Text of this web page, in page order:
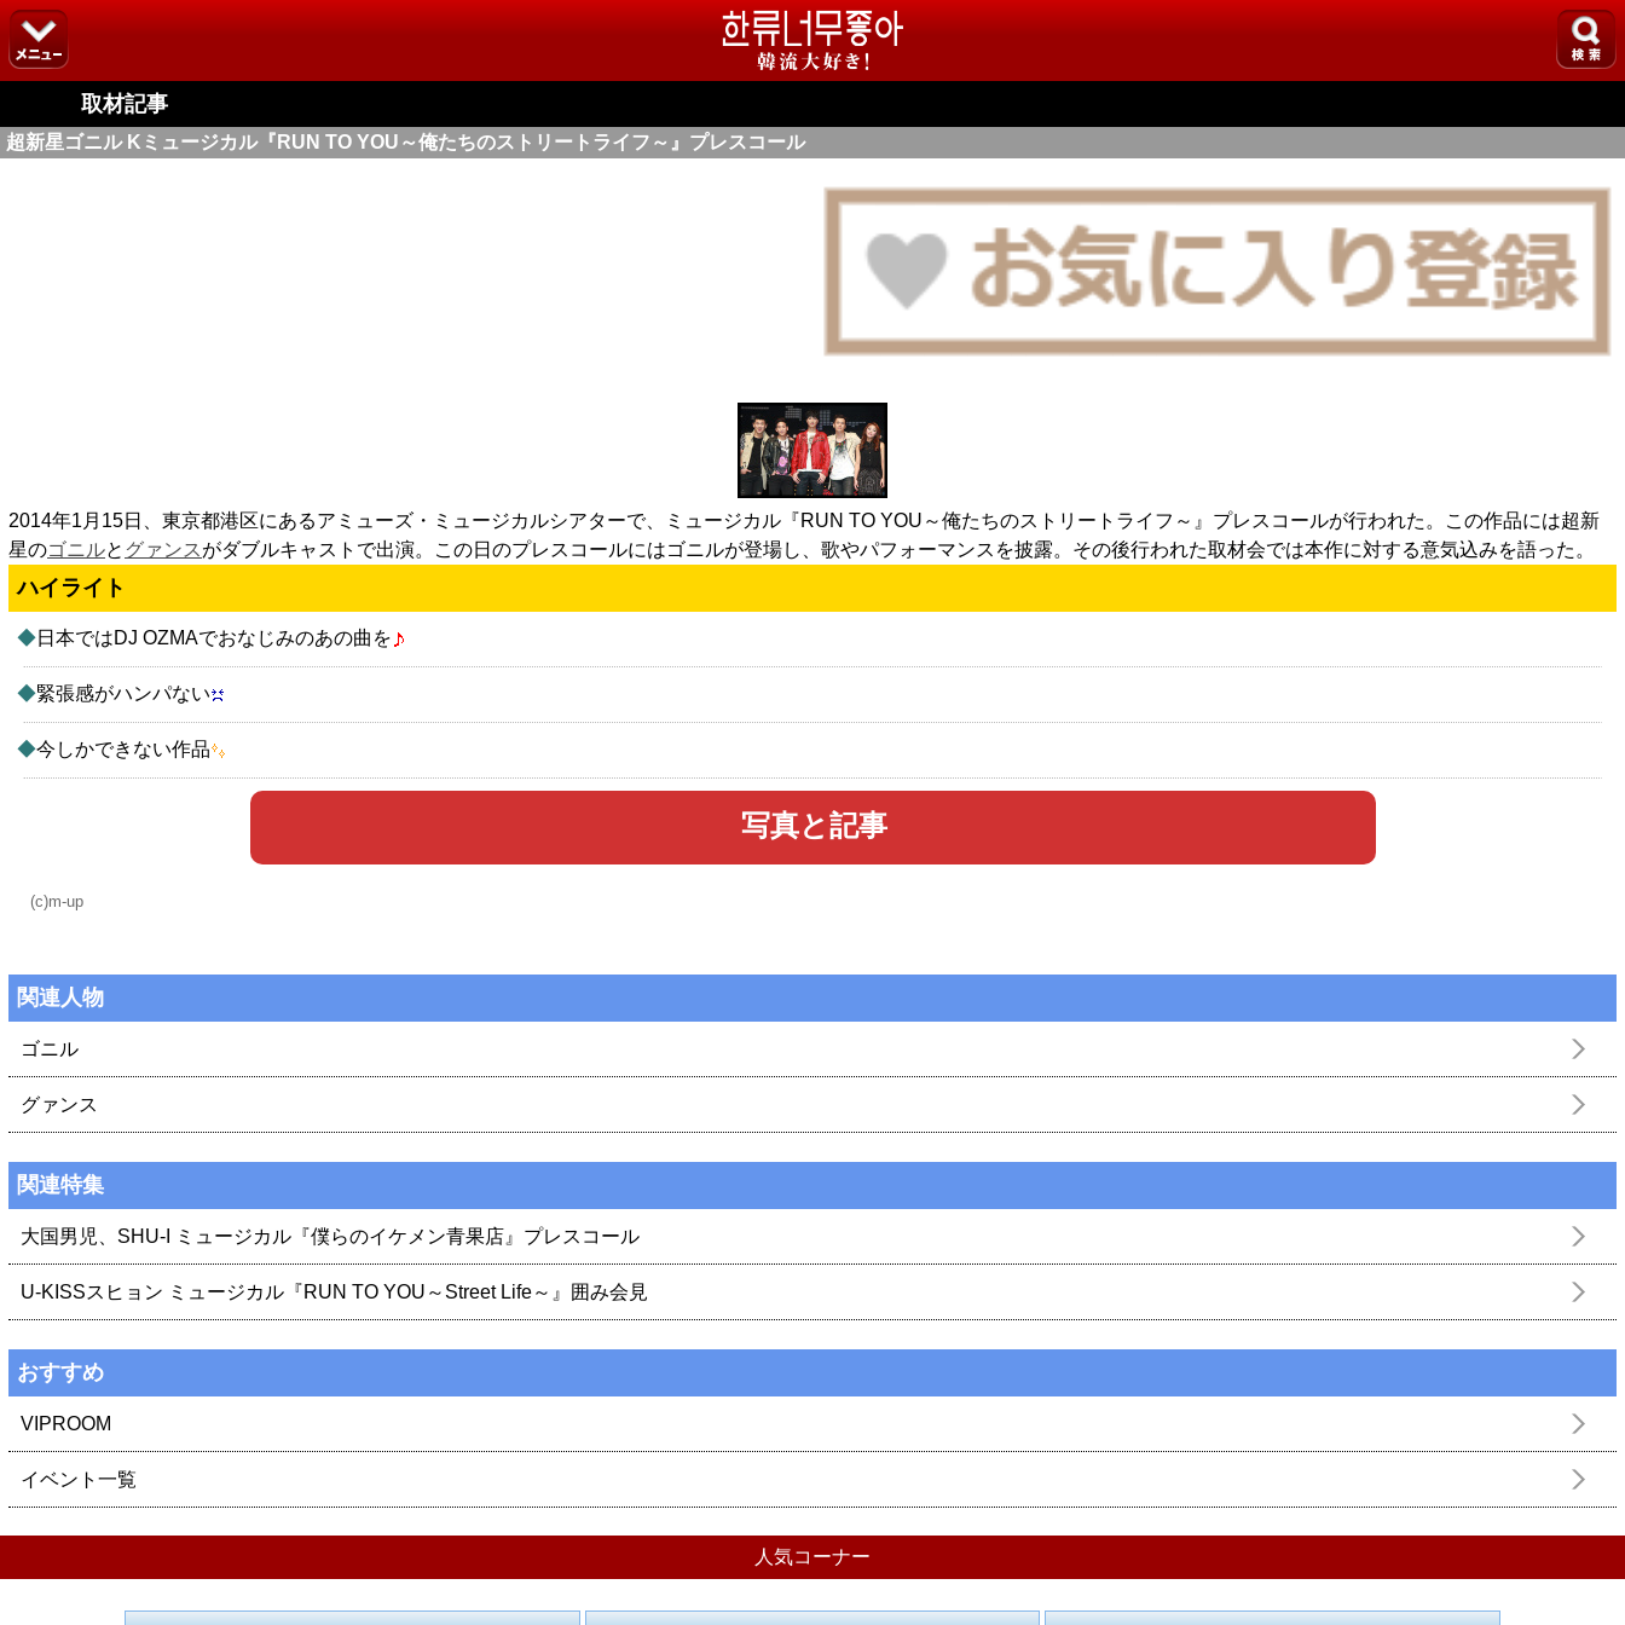
取材記事
超新星ゴニル Kミュージカル『RUN TO YOU～俺たちのストリートライフ～』プレスコール
2014年1月15日、東京都港区にあるアミューズ・ミュージカルシアターで、ミュージカル『RUN TO YOU～俺たちのストリートライフ～』プレスコールが行われた。この作品には超新
星のゴニルと グァンス がダブルキャストで出演。この日のプレスコールにはゴニルが登場し、歌やパフォーマンスを披露。その後行われた取材会では本作に対する意気込みを語った。
ハイライト
◆日本ではDJ OZMAでおなじみのあの曲を
◆緊張感がハンパない
◆今しかできない作品
写真と記事
(c)m-up
関連人物
ゴニル
グァンス
関連特集
大国男児、SHU-I ミュージカル『僕らのイケメン青果店』プレスコール
U-KISSスヒョン ミュージカル『RUN TO YOU～Street Life～』囲み会見
おすすめ
VIPROOM
イベント一覧
人気コーナー